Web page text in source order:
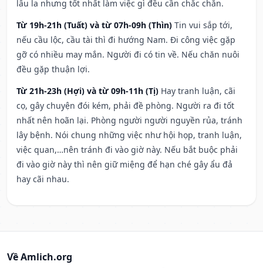
lâu la nhưng tốt nhất làm việc gì đều cần chắc chắn.
Từ 19h-21h (Tuất) và từ 07h-09h (Thìn) Tin vui sắp tới,
nếu cầu lộc, cầu tài thì đi hướng Nam. Đi công việc gặp
gỡ có nhiều may mắn. Người đi có tin về. Nếu chăn nuôi
đều gặp thuận lợi.
Từ 21h-23h (Hợi) và từ 09h-11h (Tị) Hay tranh luận, cãi
cọ, gây chuyện đói kém, phải đề phòng. Người ra đi tốt
nhất nên hoãn lại. Phòng người người nguyền rủa, tránh
lây bệnh. Nói chung những việc như hội họp, tranh luận,
việc quan,…nên tránh đi vào giờ này. Nếu bắt buộc phải
đi vào giờ này thì nên giữ miệng để hạn ché gây ẩu đả
hay cãi nhau.
Về Amlich.org